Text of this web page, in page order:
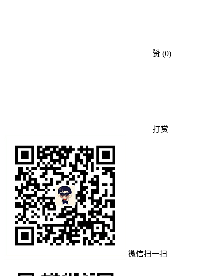
赞 (0)
打赏
微信扫一扫